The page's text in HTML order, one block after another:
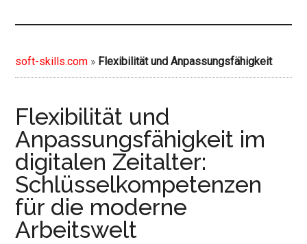
soft-
skills.com
Skills
A-
soft-skills.com » Flexibilität und Anpassungsfähigkeit
Flexibilität und
Anpassungsfähigkeit im
digitalen Zeitalter:
Schlüsselkompetenzen
für die moderne
Arbeitswelt